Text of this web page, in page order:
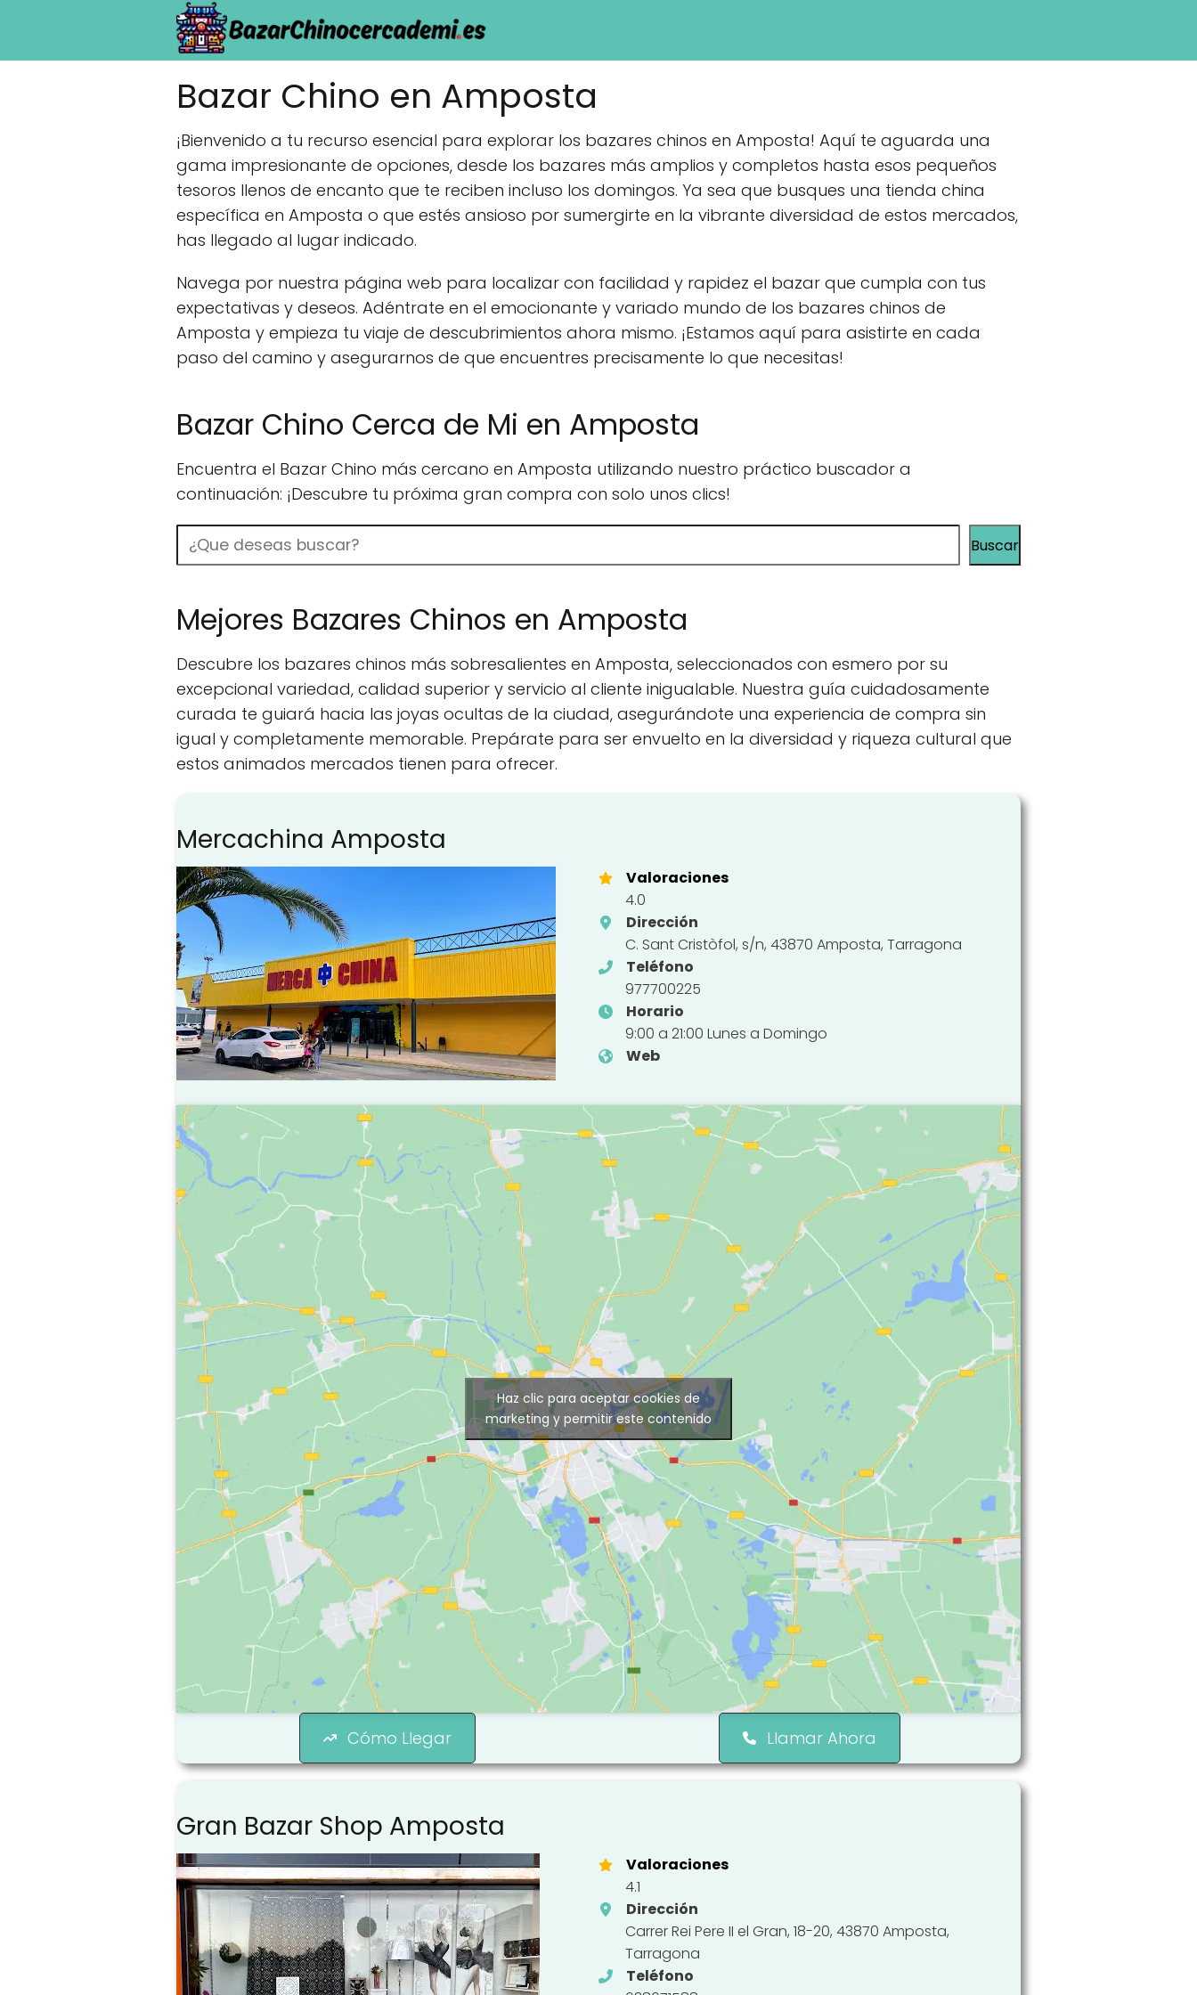
Bazar Chino en Amposta
¡Bienvenido a tu recurso esencial para explorar los bazares chinos en Amposta! Aquí te aguarda una
gama impresionante de opciones, desde los bazares más amplios y completos hasta esos pequeños
tesoros llenos de encanto que te reciben incluso los domingos. Ya sea que busques una tienda china
específica en Amposta o que estés ansioso por sumergirte en la vibrante diversidad de estos mercados,
has llegado al lugar indicado.
Navega por nuestra página web para localizar con facilidad y rapidez el bazar que cumpla con tus
expectativas y deseos. Adéntrate en el emocionante y variado mundo de los bazares chinos de
Amposta y empieza tu viaje de descubrimientos ahora mismo. ¡Estamos aquí para asistirte en cada
paso del camino y asegurarnos de que encuentres precisamente lo que necesitas!
Bazar Chino Cerca de Mi en Amposta
Encuentra el Bazar Chino más cercano en Amposta utilizando nuestro práctico buscador a
continuación: ¡Descubre tu próxima gran compra con solo unos clics!
Buscar Buscar
Mejores Bazares Chinos en Amposta
Descubre los bazares chinos más sobresalientes en Amposta, seleccionados con esmero por su
excepcional variedad, calidad superior y servicio al cliente inigualable. Nuestra guía cuidadosamente
curada te guiará hacia las joyas ocultas de la ciudad, asegurándote una experiencia de compra sin
igual y completamente memorable. Prepárate para ser envuelto en la diversidad y riqueza cultural que
estos animados mercados tienen para ofrecer.
Mercachina Amposta
Valoraciones
4.0
Dirección
C. Sant Cristòfol, s/n, 43870 Amposta, Tarragona
Teléfono
977700225
Horario
9:00 a 21:00 Lunes a Domingo
Web
Haz clic para aceptar cookies de
marketing y permitir este contenido
Cómo Llegar Llamar Ahora
Gran Bazar Shop Amposta
Valoraciones
4.1
Dirección
Carrer Rei Pere II el Gran, 18-20, 43870 Amposta,
Tarragona
Teléfono